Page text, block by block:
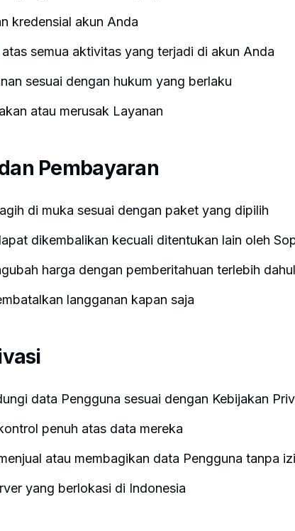
kredensial akun Anda
semua aktivitas yang terjadi di akun Anda
sesuai dengan hukum yang berlaku
atau merusak Layanan
Pembayaran
di muka sesuai dengan paket yang dipilih
dikembalikan kecuali ditentukan lain oleh
harga dengan pemberitahuan terlebih
langganan kapan saja
data Pengguna sesuai dengan Kebijakan
penuh atas data mereka
atau membagikan data Pengguna tanpa
yang berlokasi di Indonesia